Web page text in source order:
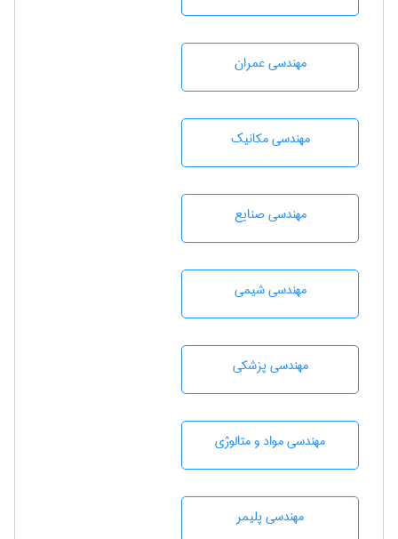
مهندسی عمران
مهندسی مکانیک
مهندسی صنايع
مهندسي شيمی
مهندسی پزشکی
مهندسی مواد و متالوژی
مهندسی پليمر